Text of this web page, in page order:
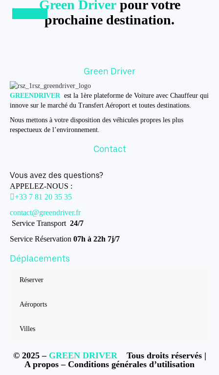
Green Driver pour votre
prochaine destination.
Green Driver
GREENDRIVER est la 1ère plateforme de Voiture avec Chauffeur qui
innove sur le marché du Transfert Aéroport et toutes destinations.
Nous mettons à votre disposition des véhicules propres les plus
respectueux de l’environnement.
Contact
Vous avez des questions?
APPELEZ-NOUS :
+33 7 81 20 35 35
contact@greendriver.fr
Service Transport 24/7
Service Réservation 07h à 22h 7j/7
Déplacements
Réserver
Aéroports
Villes
© 2025 – GREEN DRIVER
Tous droits réservés |
A propos – Conditions générales d’utilisation